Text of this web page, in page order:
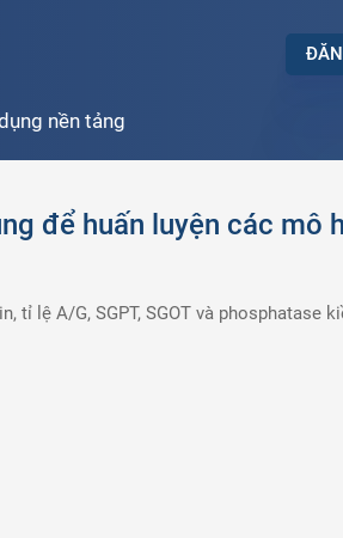
nền tảng
để huấn luyện các mô
lệ A/G, SGPT, SGOT và phosphatase